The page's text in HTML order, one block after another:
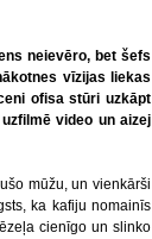
neievēro, bet šefs
vīzijas liekas
ofisa stūri uzkāpt
video un aizej
mūžu, un vienkārši
ka kafiju nomainīs
cienīgo un slinko